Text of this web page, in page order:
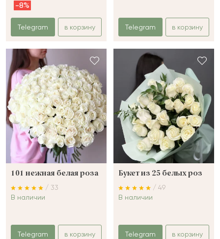
-8%
Telegram в корзину Telegram в корзину
101 нежная белая роза
/ 33
В наличии
Telegram в корзину
Букет из 25 белых роз
/ 49
В наличии
Telegram в корзину